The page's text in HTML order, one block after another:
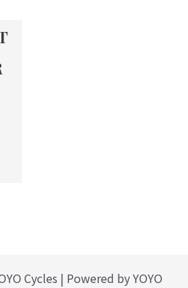
Cycles | Powered by YOYO